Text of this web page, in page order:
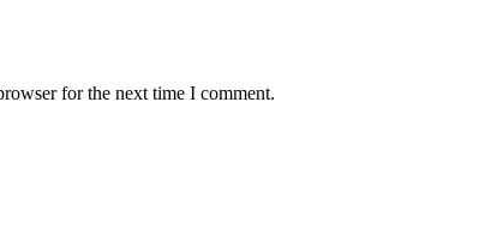
for the next time I comment.